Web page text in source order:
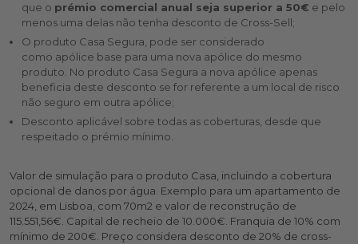
que o prémio comercial anual seja superior a 50€ e pelo
menos uma delas não tenha desconto de Cross-Sell;
O produto Casa Segura, pode ser considerado
como apólice base para uma nova apólice do mesmo
produto. No produto Casa Segura a nova apólice apenas
beneficia deste desconto se for referente a um local de risco
não seguro em outra apólice;
Desconto aplicável sobre todas as coberturas, desde que
respeitado o prémio mínimo.
Valor de simulação para o produto Casa, incluindo a cobertura
opcional de danos por água. Exemplo para um apartamento de
2024, em Lisboa, com 70m2 e valor de reconstrução de
115.551,56€. Capital de recheio de 10.000€. Franquia de 10% com
mínimo de 200€. Preço considera desconto de 20% de cross-